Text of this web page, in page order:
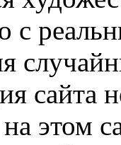
с
сайта
этом